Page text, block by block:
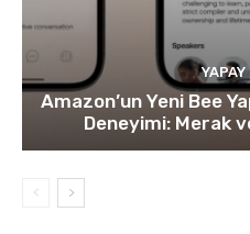
Amazon’un Yeni Bee
Deneyimi: Merak